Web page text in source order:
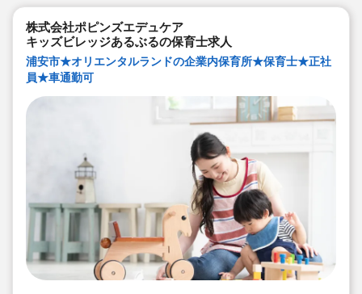
株式会社ポピンズエデュケア
キッズビレッジあるぶるの保育士求人
浦安市★オリエンタルランドの企業内保育所★保育士★正社
員★車通勤可